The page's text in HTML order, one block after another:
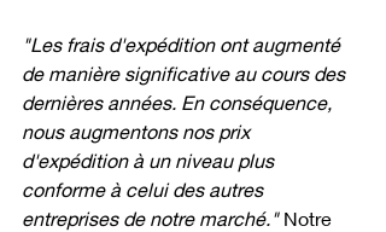
"Les frais d'expédition ont augmenté
de manière significative au cours des
dernières années. En conséquence,
nous augmentons nos prix
d'expédition à un niveau plus
conforme à celui des autres
entreprises de notre marché." Notre